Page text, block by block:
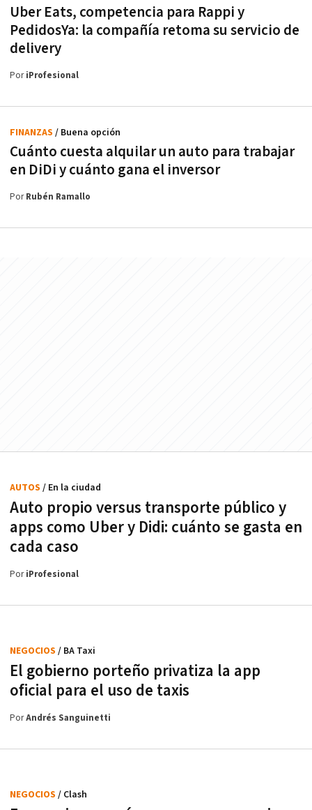
Uber Eats, competencia para Rappi y
PedidosYa: la compañía retoma su servicio de
delivery
PoriProfesional
Cuánto cuesta alquilar un auto para trabajar
en DiDi y cuánto gana el inversor
FINANZAS / Buena opción
PorRubén Ramallo
Auto propio versus transporte público y
apps como Uber y Didi: cuánto se gasta en
cada caso
AUTOS / En la ciudad
PoriProfesional
El gobierno porteño privatiza la app
oficial para el uso de taxis
NEGOCIOS / BA Taxi
PorAndrés Sanguinetti
NEGOCIOS / Clash